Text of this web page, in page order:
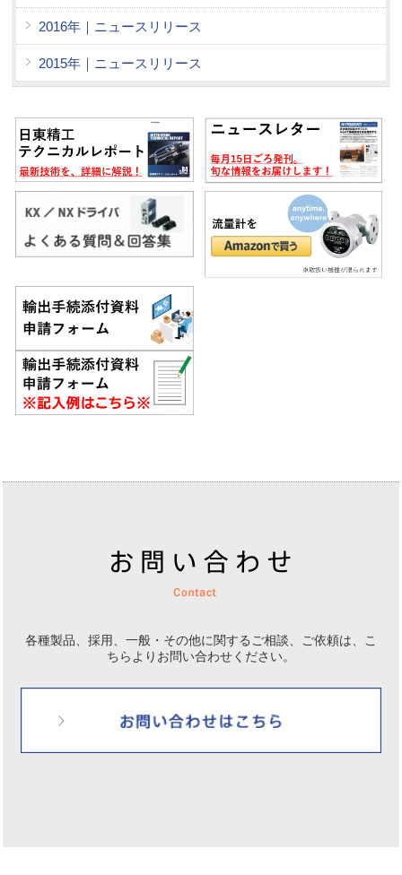
2016年｜ニュースリリース
2015年｜ニュースリリース
各種製品、採用、一般・その他に関するご相談、ご依頼は、 こ
ちらよりお問い合わせください。